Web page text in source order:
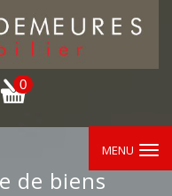
0
MENU
de biens